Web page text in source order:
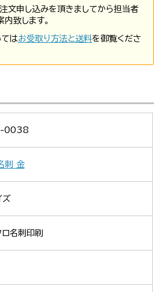
文申し込みを頂きましてから担当者
致します。
はお受取り方法と送料を御覧くださ
0038
刺 金
ズ
ロ名刺印刷